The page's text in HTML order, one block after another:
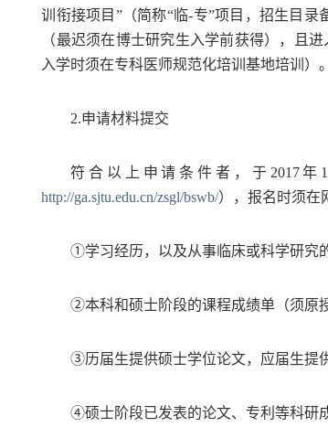
训衔接项目”（简称“临-专”项目，招生目录
（最迟须在博士研究生入学前获得），且
入学时须在专科医师规范化培训基地培训）。
2.申请材料提交
符合以上申请条件者，于 2017年
http://ga.sjtu.edu.cn/zsgl/bswb/），报名时须在
①学习经历，以及从事临床或科学研究
②本科和硕士阶段的课程成绩单（须原
③历届生提供硕士学位论文，应届生提
④硕士阶段已发表的论文、专利等科研